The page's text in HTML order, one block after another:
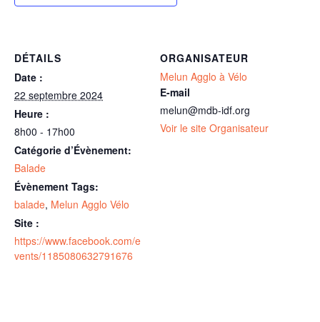
DÉTAILS
Date :
22 septembre 2024
Heure :
8h00 - 17h00
Catégorie d’Évènement:
Balade
Évènement Tags:
balade, Melun Agglo Vélo
Site :
https://www.facebook.com/e
vents/1185080632791676
ORGANISATEUR
Melun Agglo à Vélo
E-mail
melun@mdb-idf.org
Voir le site Organisateur